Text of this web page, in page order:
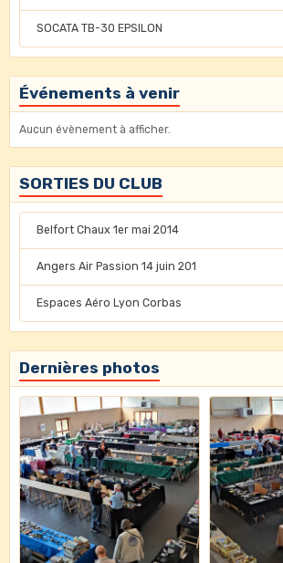
SOCATA TB-30 EPSILON
Événements à venir
Aucun évènement à afficher.
SORTIES DU CLUB
Belfort Chaux 1er mai 2014
Angers Air Passion 14 juin 201
Espaces Aéro Lyon Corbas
Dernières photos